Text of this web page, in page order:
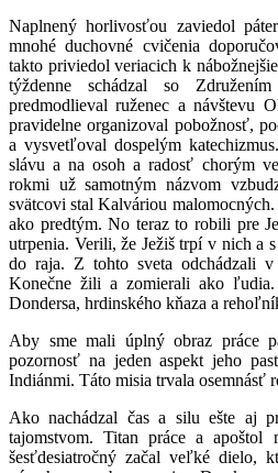
Naplnený horlivosťou zaviedol
mnohé duchovné cvičenia
takto priviedol veriacich k
týždenne schádzal so
predmodlieval ruženec a návštevu
pravidelne organizoval pobožnosť,
a vysvetľoval dospelým
slávu a na osoh a radosť chorým
rokmi už samotným názvom
svätcovi stal Kalváriou
ako predtým. No teraz to robili pre
utrpenia. Verili, že Ježiš trpí v nich a
do raja. Z tohto sveta odchádzali
Konečne žili a zomierali ako
Dondersa, hrdinského kňaza a
Aby sme mali úplný obraz práce
pozornosť na jeden aspekt jeho
Indiánmi. Táto misia trvala osemnásť
Ako nachádzal čas a silu ešte aj
tajomstvom. Titan práce a
šesťdesiatročný začal veľké dielo,